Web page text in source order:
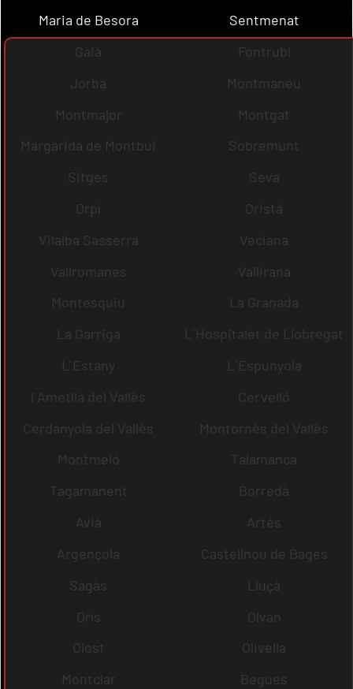
Maria de Besora
Sentmenat
Gaià
Fontrubí
Jorba
Montmaneu
Montmajor
Montgat
Margarida de Montbui
Sobremunt
Sitges
Seva
Orpí
Oristà
Vilalba Sasserra
Veciana
Vallromanes
Vallirana
Montesquiu
La Granada
La Garriga
L´Hospitalet de Llobregat
L´Estany
L´Espunyola
l´Ametlla del Vallès
Cervelló
Cerdanyola del Vallès
Montornès del Vallès
Montmeló
Talamanca
Tagamanent
Borredà
Avià
Artés
Argençola
Castellnou de Bages
Sagàs
Lluçà
Orís
Olvan
Olost
Olivella
Montclar
Begues